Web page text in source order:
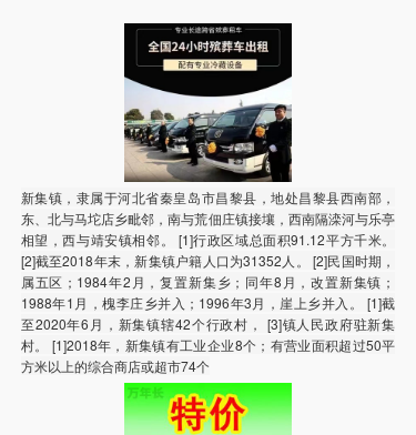
新集镇，隶属于河北省秦皇岛市昌黎县，地处昌黎县西南部，
东、北与马坨店乡毗邻，南与荒佃庄镇接壤，西南隔滦河与乐亭
相望，西与靖安镇相邻。 [1]行政区域总面积91.12平方千米。
[2]截至2018年末，新集镇户籍人口为31352人。 [2]民国时期，
属五区；1984年2月，复置新集乡；同年8月，改置新集镇；
1988年1月，槐李庄乡并入；1996年3月，崖上乡并入。 [1]截
至2020年6月，新集镇辖42个行政村， [3]镇人民政府驻新集
村。 [1]2018年，新集镇有工业企业8个；有营业面积超过50平
方米以上的综合商店或超市74个